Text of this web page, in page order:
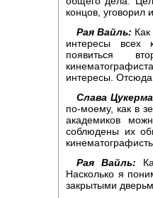
концов, уговорил
Рая Вайль:
интересы всех
появиться
интересы.
Слава
по-моему, как в
академиков
соблюдены их
Рая Вайль:
Насколько я
закрытыми